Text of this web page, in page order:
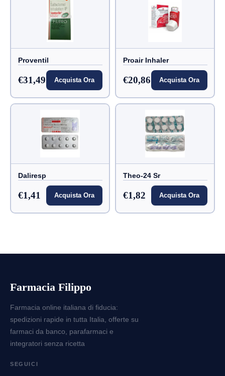
Proventil
€31,49 Acquista Ora
Proair Inhaler
€20,86 Acquista Ora
Daliresp
€1,41 Acquista Ora
Theo-24 Sr
€1,82 Acquista Ora
Farmacia Filippo
Farmacia online italiana di fiducia:
spedizioni rapide in tutta Italia, offerte su
farmaci da banco, parafarmaci e
integratori senza ricetta
SEGUICI